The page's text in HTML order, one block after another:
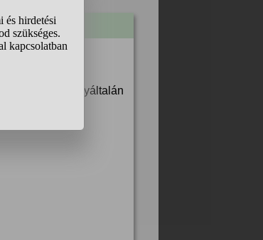
fel, (ha egyáltalán